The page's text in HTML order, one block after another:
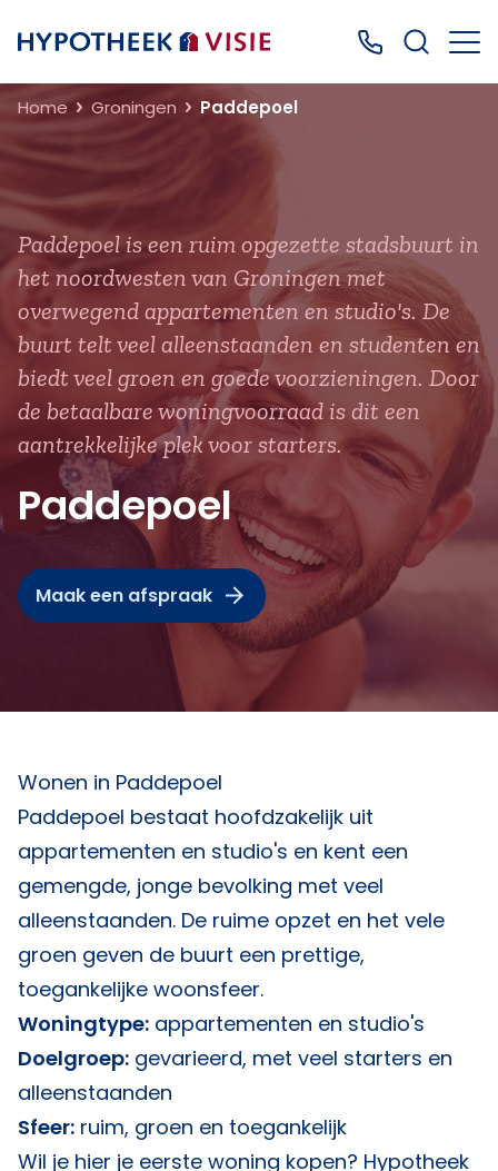
Terug naar home Bel ons: 0499
Home Groningen Paddepoel
Paddepoel is een ruim opgezette stadsbuurt in
het noordwesten van Groningen met
overwegend appartementen en studio's. De
buurt telt veel alleenstaanden en studenten en
biedt veel groen en goede voorzieningen. Door
de betaalbare woningvoorraad is dit een
aantrekkelijke plek voor starters.
Paddepoel
Maak een afspraak
Wonen in Paddepoel
Paddepoel bestaat hoofdzakelijk uit
appartementen en studio's en kent een
gemengde, jonge bevolking met veel
alleenstaanden. De ruime opzet en het vele
groen geven de buurt een prettige,
toegankelijke woonsfeer.
Woningtype: appartementen en studio's
Doelgroep: gevarieerd, met veel starters en
alleenstaanden
Sfeer: ruim, groen en toegankelijk
Wil je hier je eerste woning kopen? Hypotheek